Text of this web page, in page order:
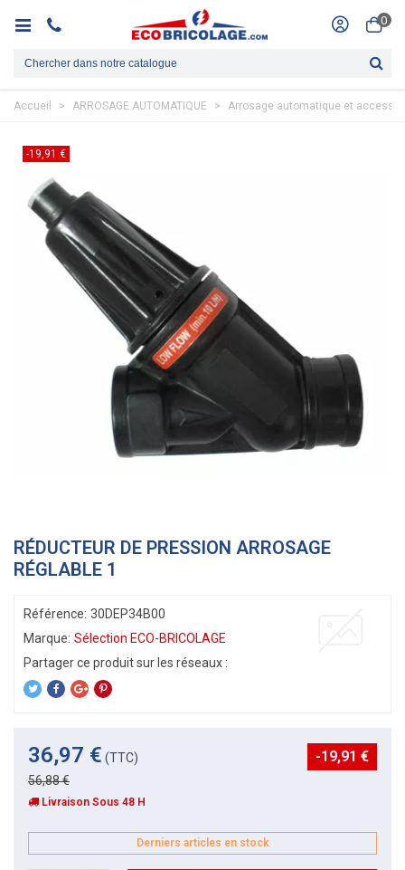
0
Accueil > ARROSAGE AUTOMATIQUE > Arrosage automatique et
-19,91 €
RÉDUCTEUR DE PRESSION ARROSAGE
RÉGLABLE 1
Référence: 30DEP34B00
Marque: Sélection ECO-BRICOLAGE
36,97 € (TTC)
56,88 €
-19,91 €
Livraison Sous 48 H
Derniers articles en stock